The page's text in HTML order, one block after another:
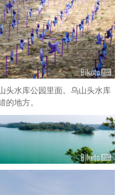
头水库公园里面。乌山头水库
的地方。